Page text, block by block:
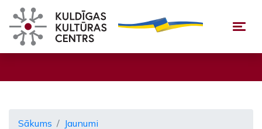
Sākums
Jaunumi